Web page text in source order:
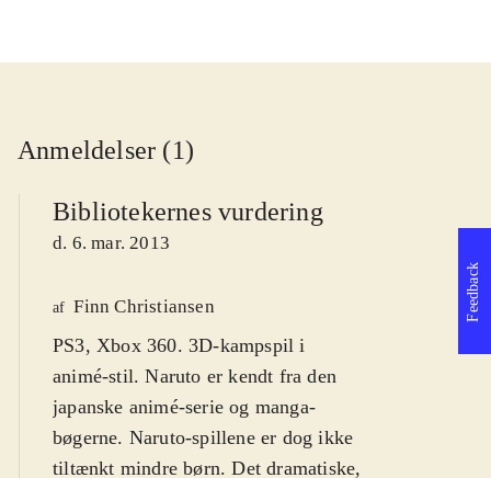
Anmeldelser (1)
Bibliotekernes vurdering
d. 6. mar. 2013
af Finn Christiansen
PS3, Xbox 360. 3D-kampspil i
animé-stil. Naruto er kendt fra den
japanske animé-serie og manga-
bøgerne. Naruto-spillene er dog ikke
tiltænkt mindre børn. Det dramatiske,
Feedback